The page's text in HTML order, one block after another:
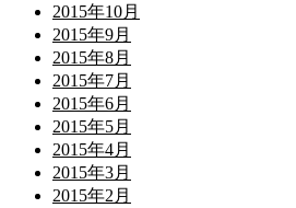
2015年10月
2015年9月
2015年8月
2015年7月
2015年6月
2015年5月
2015年4月
2015年3月
2015年2月